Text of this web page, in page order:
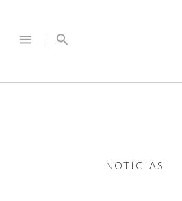
menu search
NOTICIAS